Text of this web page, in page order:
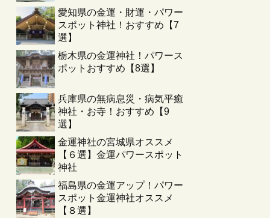
愛知県の金運・財運・パワー
スポット神社！おすすめ【7
選】
栃木県の金運神社！パワース
ポットおすすめ【8選】
兵庫県の無病息災・病気平癒
神社・お寺！おすすめ【9
選】
金運神社の宮城県オススメ
【６選】金運パワースポット
神社
福島県の金運アップ！パワー
スポット金運神社オススメ
【８選】